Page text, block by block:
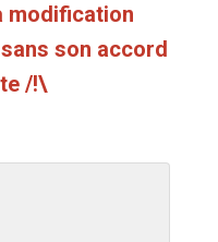
modification
son accord
/!\